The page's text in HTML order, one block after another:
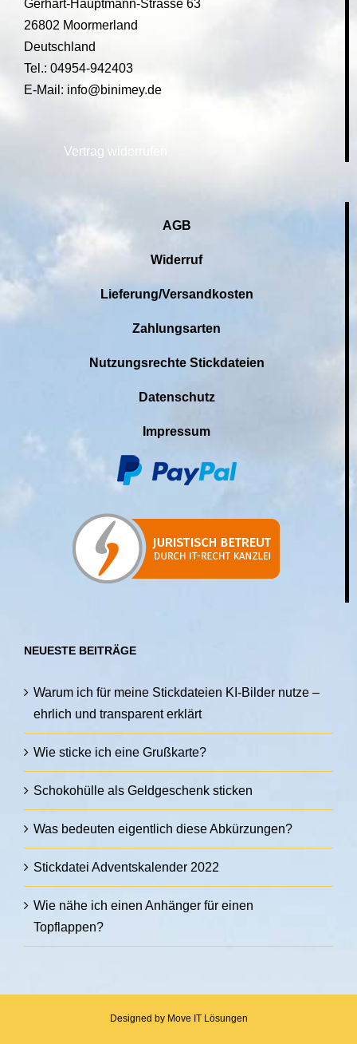
Gerhart-Hauptmann-Strasse 63
26802 Moormerland
Deutschland
Tel.: 04954-942403
E-Mail: info@binimey.de
Vertrag widerrufen
AGB
Widerruf
Lieferung/Versandkosten
Zahlungsarten
Nutzungsrechte Stickdateien
Datenschutz
Impressum
NEUESTE BEITRÄGE
Warum ich für meine Stickdateien KI-Bilder nutze –
ehrlich und transparent erklärt
Wie sticke ich eine Grußkarte?
Schokohülle als Geldgeschenk sticken
Was bedeuten eigentlich diese Abkürzungen?
Stickdatei Adventskalender 2022
Wie nähe ich einen Anhänger für einen
Topflappen?
Designed by Move IT Lösungen